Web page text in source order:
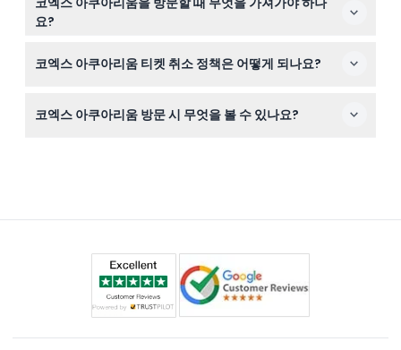
며, 3-12세 어린이는 할인 요금이 적용되고, 13세 이상은 성
인 요금을 지불합니다.
요?
음식 및 음료, 애완동물, 위험 물품은 반입이 금지됩니다.
코엑스 아쿠아리움 티켓 취소 정책은 어떻게 되나요?
확실히 세우시기 바랍니다.
코엑스 아쿠아리움 방문 시 무엇을 볼 수 있나요?